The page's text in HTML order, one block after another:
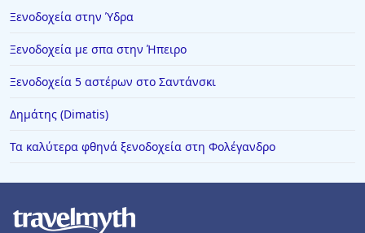
Ξενοδοχεία στην Ύδρα
Ξενοδοχεία με σπα στην Ήπειρο
Ξενοδοχεία 5 αστέρων στο Σαντάνσκι
Δημάτης (Dimatis)
Τα καλύτερα φθηνά ξενοδοχεία στη Φολέγανδρο